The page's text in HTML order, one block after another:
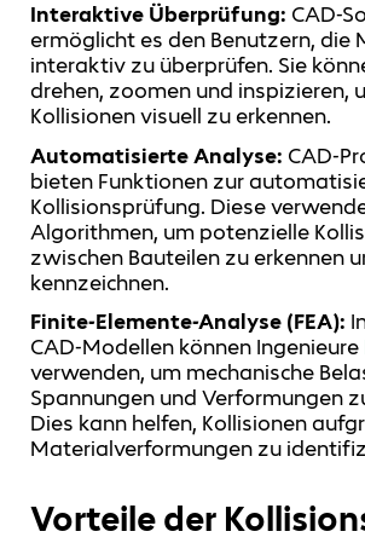
Interaktive Überprüfung: CAD-
ermöglicht es den Benutzern, die
interaktiv zu überprüfen. Sie
drehen, zoomen und inspizieren,
Kollisionen visuell zu erkennen.
Automatisierte Analyse: CAD-
bieten Funktionen zur
Kollisionsprüfung. Diese
Algorithmen, um potenzielle
zwischen Bauteilen zu erkennen
kennzeichnen.
Finite-Elemente-Analyse (FEA):
CAD-Modellen können Ingenieure
verwenden, um mechanische
Spannungen und Verformungen
Dies kann helfen, Kollisionen
Materialverformungen zu
Vorteile der